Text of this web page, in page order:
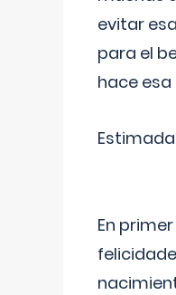
evitar
para el
hace
En